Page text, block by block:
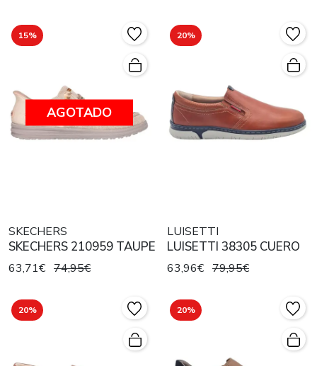
15%
AGOTADO
SKECHERS
SKECHERS 210959 TAUPE
63,71€ 74,95€
20%
LUISETTI
LUISETTI 38305 CUERO
63,96€ 79,95€
20% 20%